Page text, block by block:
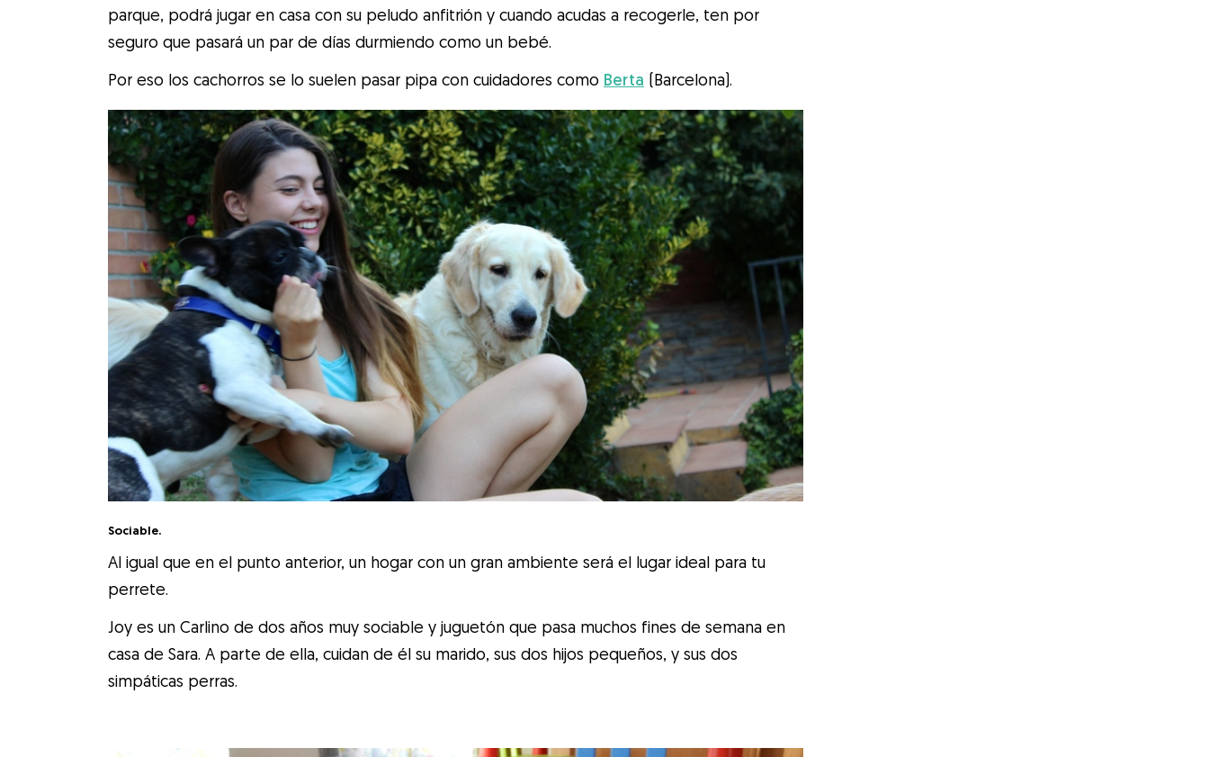
parque, podrá jugar en casa con su peludo anfitrión y cuando acudas a recogerle, ten por
seguro que pasará un par de días durmiendo como un bebé.
Por eso los cachorros se lo suelen pasar pipa con cuidadores como Berta (Barcelona).
Sociable.
Al igual que en el punto anterior, un hogar con un gran ambiente será el lugar ideal para tu
perrete.
Joy es un Carlino de dos años muy sociable y juguetón que pasa muchos fines de semana en
casa de Sara. A parte de ella, cuidan de él su marido, sus dos hijos pequeños, y sus dos
simpáticas perras.